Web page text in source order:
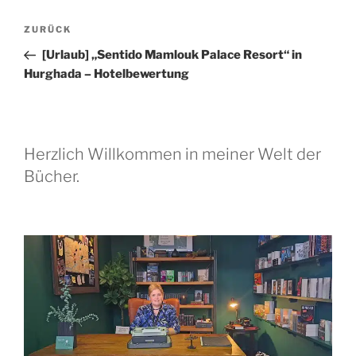
Beitragsnavigation
Vorheriger
Beitrag
ZURÜCK
[Urlaub] „Sentido Mamlouk Palace Resort“ in
Hurghada – Hotelbewertung
Herzlich Willkommen in meiner Welt der
Bücher.